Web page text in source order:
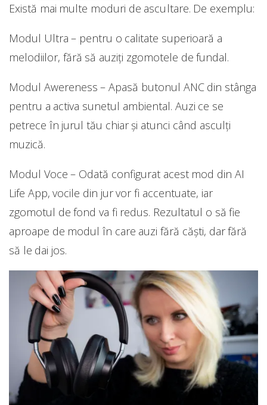
Există mai multe moduri de ascultare. De exemplu:
Modul Ultra – pentru o calitate superioară a
melodiilor, fără să auziți zgomotele de fundal.
Modul Awereness – Apasă butonul ANC din stânga
pentru a activa sunetul ambiental. Auzi ce se
petrece în jurul tău chiar și atunci când asculți
muzică.
Modul Voce – Odată configurat acest mod din AI
Life App, vocile din jur vor fi accentuate, iar
zgomotul de fond va fi redus. Rezultatul o să fie
aproape de modul în care auzi fără căști, dar fără
să le dai jos.